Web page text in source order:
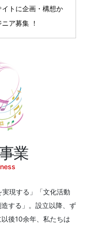
トに企画・構想か
ア募集 ！
業
実現する」「文化活動
する」。設立以降、ず
後10余年、私たちは